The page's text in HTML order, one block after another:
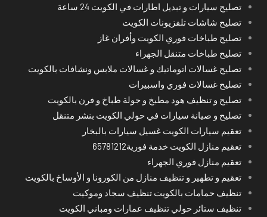
تصليح سيارات و تبديل اطارات في الكويت 24 ساعة
تصليح شاشات تلفزيونات الكويت
تصليح طباخات فوري الكويت وأفران غاز
تصليح طباخات متنقل الجهراء
تصليح غسالات اتوماتيك و غسالات ملابس ونشافات بالكويت
تصليح غسالات فوري واسبيرات
تصليح و تنظيف هود مطبخ و جولة طباخ و فرن بالكويت
تصليح و صيانة سيارات في حولي الكويت بنشر متنقل
تعقيم سيارات الكويت غسيل سيارات بالبخار
تعقيم منازل الكويت خدمة فورية65781212
تعقيم منازل فوري الجهراء
تعقيم و تطهير و تنظيف منازل من الكورونا و الأوساخ بالكويت
تنظيف حمامات بالكويت تنظيف سجاد وموكيت
تنظيف ستائر حولي تنظيف عمارات ومباني الكويت